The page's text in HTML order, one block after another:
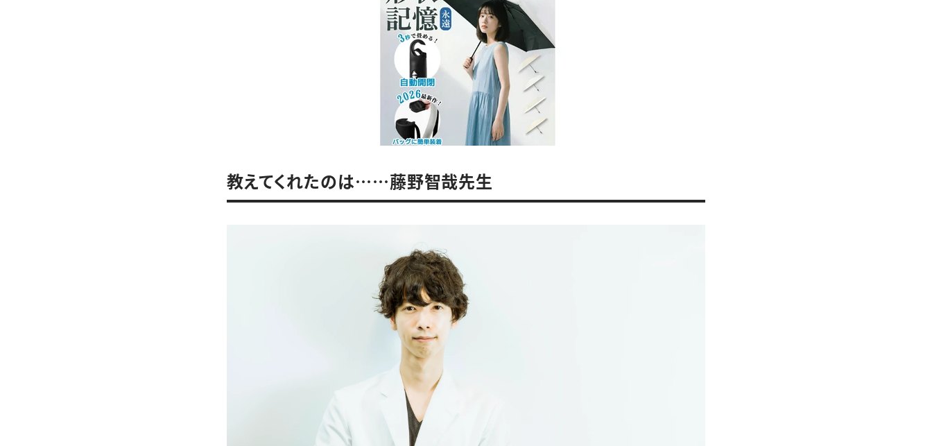
教えてくれたのは……藤野智哉先生